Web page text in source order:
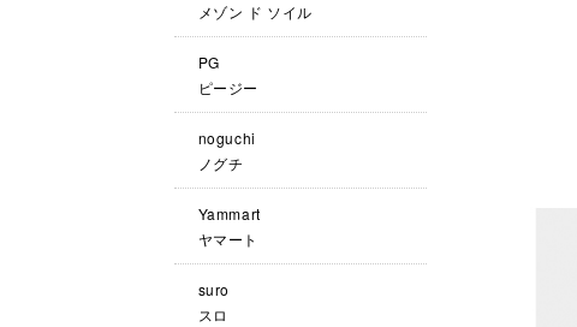
メゾン ド ソイル
PG
ピージー
noguchi
ノグチ
Yammart
ヤマート
suro
スロ